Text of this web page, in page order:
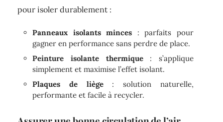
pour isoler durablement :
Panneaux isolants minces : parfaits pour
gagner en performance sans perdre de place.
Peinture isolante thermique: s’applique
simplement et maximise l’effet isolant.
Plaques de liège: solution naturelle,
performante et facile à recycler.